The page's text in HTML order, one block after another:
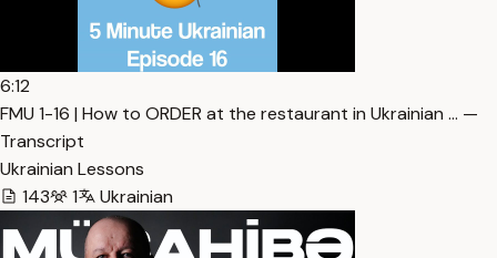
6:12
FMU 1-16 | How to ORDER at the restaurant in Ukrainian … —
Transcript
Ukrainian Lessons
143
1 Ukrainian